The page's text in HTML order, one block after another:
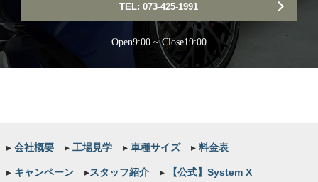
TEL: 073-425-1991
Open9:00 ~ Close19:00
▸会社概要 ▸工場見学 ▸車種サイズ ▸料金表
▸キャンペーン ▸スタッフ紹介 ▸【公式】System X